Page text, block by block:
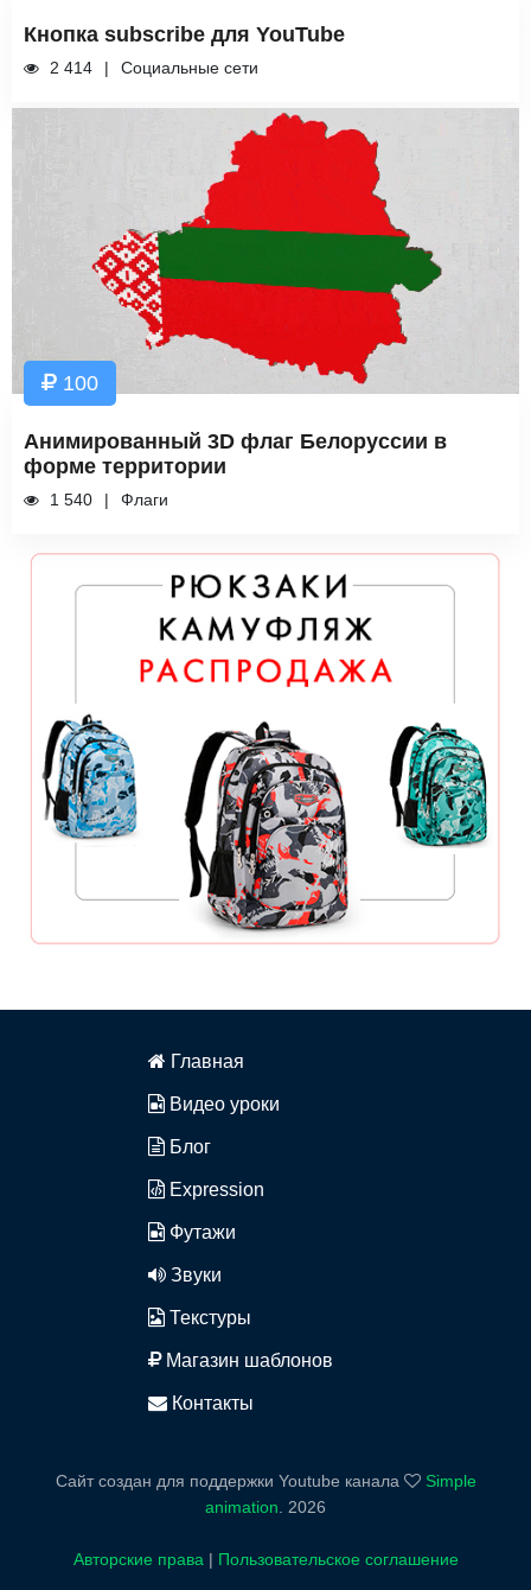
Кнопка subscribe для YouTube
2 414 Социальные сети
100
Анимированный 3D флаг Белоруссии в
форме территории
1 540 Флаги
Главная
Видео уроки
Блог
Expression
Футажи
Звуки
Текстуры
Магазин шаблонов
Контакты
Сайт создан для поддержки Youtube канала
Simple
animation
2026
Авторские права | Пользовательское соглашение